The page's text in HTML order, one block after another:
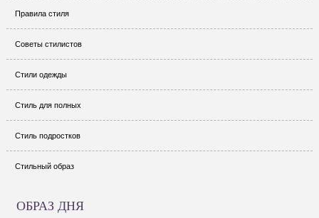
Правила стиля
Советы стилистов
Стили одежды
Стиль для полных
Стиль подростков
Стильный образ
ОБРАЗ ДНЯ